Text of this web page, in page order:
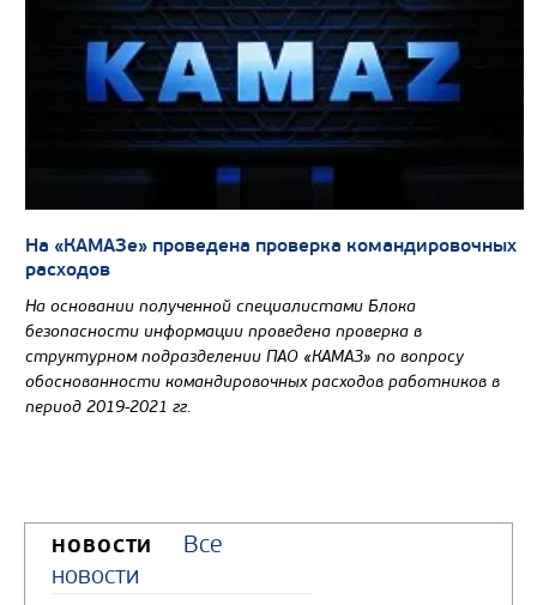
На «КАМАЗе» проведена проверка командировочных
расходов
На основании полученной специалистами Блока
безопасности информации проведена проверка в
структурном подразделении ПАО «КАМАЗ» по вопросу
обоснованности командировочных расходов работников в
период 2019-2021 гг.
НОВОСТИ
Все
новости